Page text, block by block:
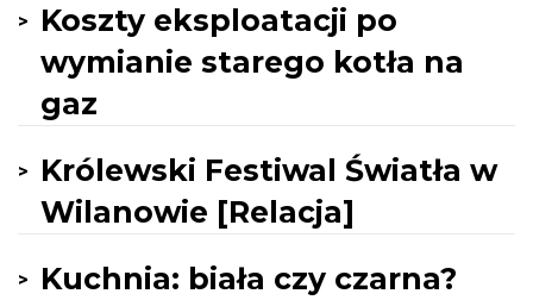
Koszty eksploatacji po
wymianie starego kotła na
gaz
Królewski Festiwal Światła w
Wilanowie [Relacja]
Kuchnia: biała czy czarna?